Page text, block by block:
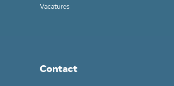
Vacatures
Contact